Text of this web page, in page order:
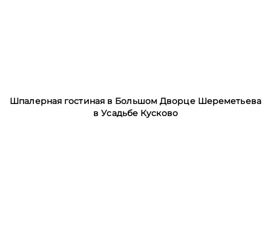
Шпалерная гостиная в Большом Дворце Шереметьева
в Усадьбе Кусково